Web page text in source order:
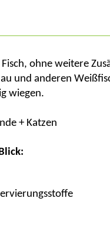
ohne weitere
und anderen
wiegen.
+ Katzen